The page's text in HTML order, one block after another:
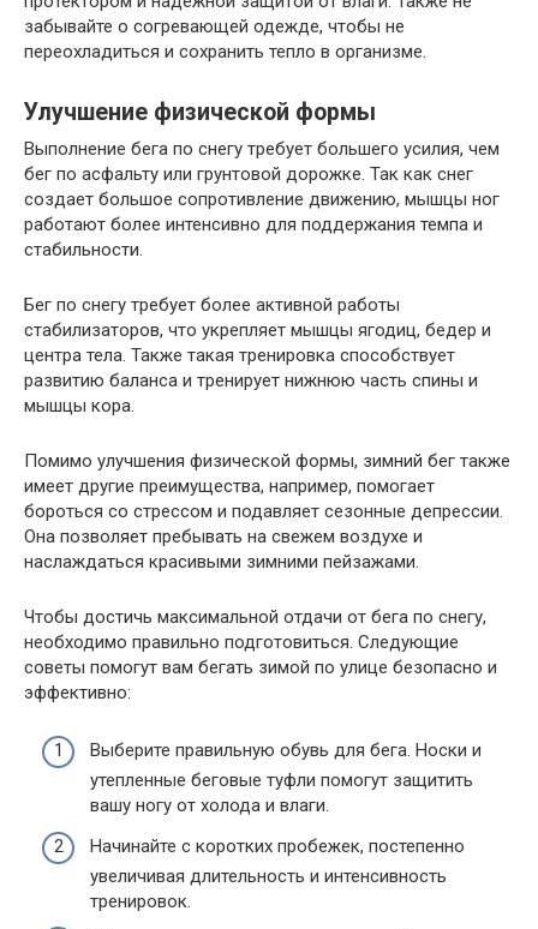
забывайте о согревающей одежде, чтобы не
переохладиться и сохранить тепло в организме.
Улучшение физической формы
Выполнение бега по снегу требует большего усилия, чем
бег по асфальту или грунтовой дорожке. Так как снег
создает большое сопротивление движению, мышцы ног
работают более интенсивно для поддержания темпа и
стабильности.
Бег по снегу требует более активной работы
стабилизаторов, что укрепляет мышцы ягодиц, бедер и
центра тела. Также такая тренировка способствует
развитию баланса и тренирует нижнюю часть спины и
мышцы кора.
Помимо улучшения физической формы, зимний бег также
имеет другие преимущества, например, помогает
бороться со стрессом и подавляет сезонные депрессии.
Она позволяет пребывать на свежем воздухе и
наслаждаться красивыми зимними пейзажами.
Чтобы достичь максимальной отдачи от бега по снегу,
необходимо правильно подготовиться. Следующие
советы помогут вам бегать зимой по улице безопасно и
эффективно:
Выберите правильную обувь для бега. Носки и
утепленные беговые туфли помогут защитить
вашу ногу от холода и влаги.
Начинайте с коротких пробежек, постепенно
увеличивая длительность и интенсивность
тренировок.